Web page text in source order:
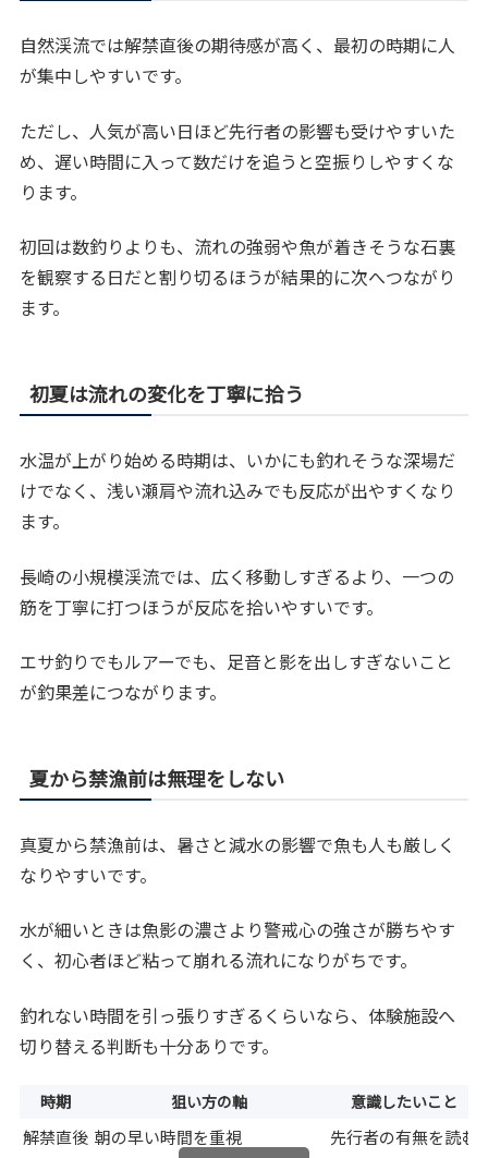
自然渓流では解禁直後の期待感が高く、最初の時期に人
が集中しやすいです。
ただし、人気が高い日ほど先行者の影響も受けやすいた
め、遅い時間に入って数だけを追うと空振りしやすくな
ります。
初回は数釣りよりも、流れの強弱や魚が着きそうな石裏
を観察する日だと割り切るほうが結果的に次へつながり
ます。
初夏は流れの変化を丁寧に拾う
水温が上がり始める時期は、いかにも釣れそうな深場だ
けでなく、浅い瀬肩や流れ込みでも反応が出やすくなり
ます。
長崎の小規模渓流では、広く移動しすぎるより、一つの
筋を丁寧に打つほうが反応を拾いやすいです。
エサ釣りでもルアーでも、足音と影を出しすぎないこと
が釣果差につながります。
夏から禁漁前は無理をしない
真夏から禁漁前は、暑さと減水の影響で魚も人も厳しく
なりやすいです。
水が細いときは魚影の濃さより警戒心の強さが勝ちやす
く、初心者ほど粘って崩れる流れになりがちです。
釣れない時間を引っ張りすぎるくらいなら、体験施設へ
切り替える判断も十分ありです。
時期 狙い方の軸 意識したいこと
解禁直後 朝の早い時間を重視
先行者の有無を読む